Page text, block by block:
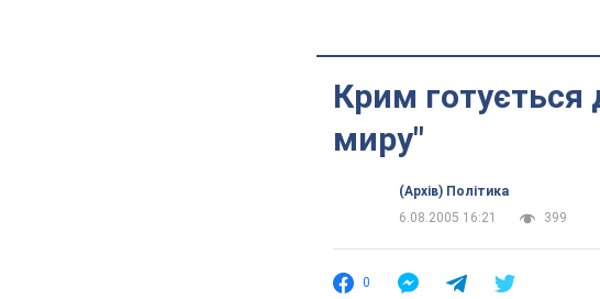
Крим
миру"
(Архів) Політика
6.08.2005 16:21
399
0